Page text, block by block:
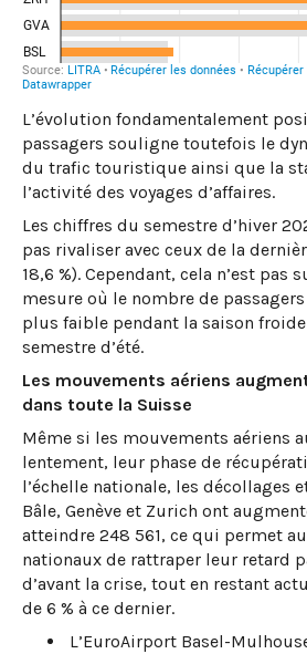
L’évolution fondamentalement
passagers souligne toutefois le
du trafic touristique ainsi que la
l’activité des voyages d’affaires.
Les chiffres du semestre d’hiver
pas rivaliser avec ceux de la
18,6 %). Cependant, cela n’est pas
mesure où le nombre de
plus faible pendant la saison
semestre d’été.
Les mouvements aériens
dans toute la Suisse
Même si les mouvements aériens
lentement, leur phase de
l’échelle nationale, les décollages
Bâle, Genève et Zurich ont
atteindre 248 561, ce qui permet
nationaux de rattraper leur retard
d’avant la crise, tout en restant
de 6 % à ce dernier.
L’EuroAirport Basel-